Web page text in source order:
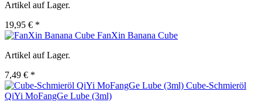
Artikel auf Lager.
19,95 € *
FanXin Banana Cube
Artikel auf Lager.
7,49 € *
Cube-Schmieröl
QiYi MoFangGe Lube (3ml)